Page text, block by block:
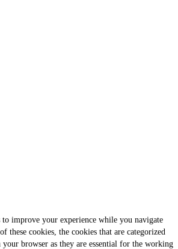
to improve your experience while you navigate
these cookies, the cookies that are categorized
your browser as they are essential for the working